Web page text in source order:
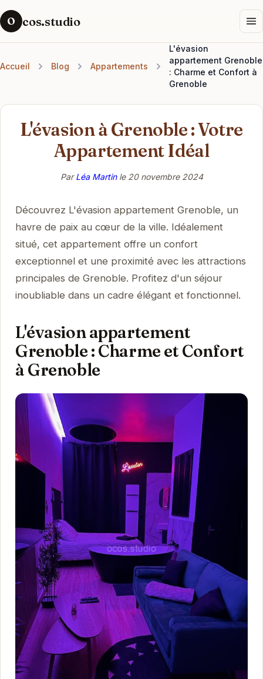
O cos.studio
Accueil Blog Appartements
L'évasion
appartement Grenoble
: Charme et Confort à
Grenoble
L'évasion à Grenoble : Votre
Appartement Idéal
ParLéa Martinle 20 novembre 2024
Découvrez L'évasion appartement Grenoble, un
havre de paix au cœur de la ville. Idéalement
situé, cet appartement offre un confort
exceptionnel et une proximité avec les attractions
principales de Grenoble. Profitez d'un séjour
inoubliable dans un cadre élégant et fonctionnel.
L'évasion appartement
Grenoble : Charme et Confort
à Grenoble